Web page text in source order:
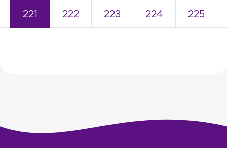
221 222 223 224 225